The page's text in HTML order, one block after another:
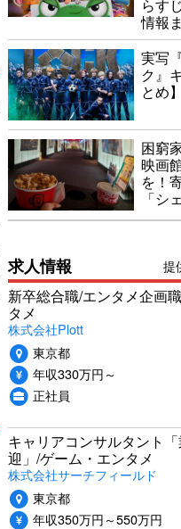
らす
情報
実写
ク』
とめ】
困窮
映画
を！
「シ
提
求人情報
新卒総合職/エンタメ企画
タメ
株式会社Plott
東京都
年収330万円～
正社員
キャリアコンサルタント
迎」/ゲーム・エンタメ
株式会社サーチフィールド
東京都
年収350万円～550万円